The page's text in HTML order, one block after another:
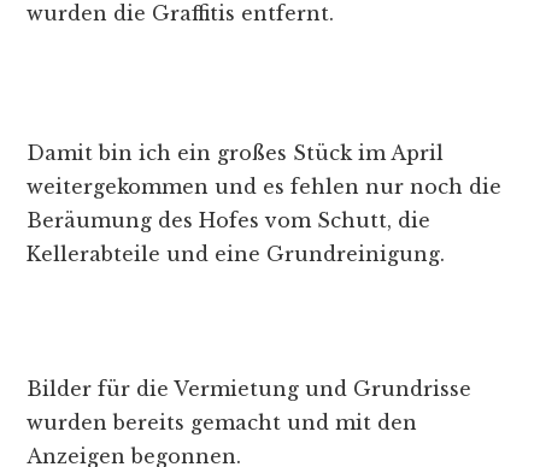
wurden die Graffitis entfernt.
Damit bin ich ein großes Stück im April
weitergekommen und es fehlen nur noch die
Beräumung des Hofes vom Schutt, die
Kellerabteile und eine Grundreinigung.
Bilder für die Vermietung und Grundrisse
wurden bereits gemacht und mit den
Anzeigen begonnen.